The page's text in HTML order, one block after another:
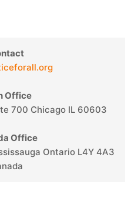
Office
700 Chicago IL 60603
Office
Ontario L4Y 4A3